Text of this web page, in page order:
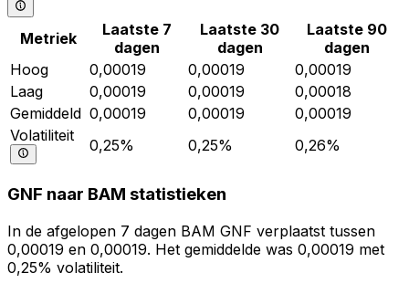
Metriek
Laatste 7
dagen
Laatste 30
dagen
Laatste 90
dagen
Hoog
0,00019 0,00019
0,00019
Laag
0,00019 0,00019
0,00018
Gemiddeld 0,00019 0,00019
0,00019
Volatiliteit
0,25% 0,25% 0,26%
GNF naar BAM statistieken
In de afgelopen 7 dagen BAM GNF verplaatst tussen
0,00019 en 0,00019. Het gemiddelde was 0,00019 met
0,25% volatiliteit.